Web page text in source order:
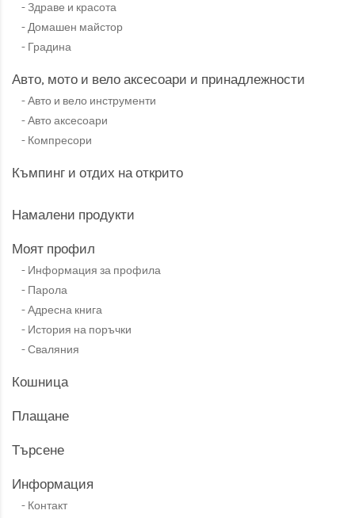
Здраве и красота
Домашен майстор
Градина
Авто, мото и вело аксесоари и принадлежности
Авто и вело инструменти
Авто аксесоари
Компресори
Къмпинг и отдих на открито
Намалени продукти
Моят профил
Информация за профила
Парола
Адресна книга
История на поръчки
Сваляния
Кошница
Плащане
Търсене
Информация
Контакт